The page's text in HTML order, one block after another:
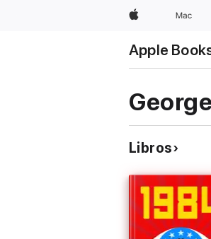
Apple Mac
Apple
Libros